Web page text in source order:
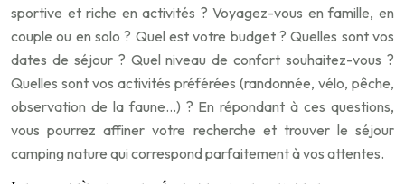
sportive et riche en activités ? Voyagez-vous en famille, en
couple ou en solo ? Quel est votre budget ? Quelles sont vos
dates de séjour ? Quel niveau de confort souhaitez-vous ?
Quelles sont vos activités préférées (randonnée, vélo, pêche,
observation de la faune…) ? En répondant à ces questions,
vous pourrez affiner votre recherche et trouver le séjour
camping nature qui correspond parfaitement à vos attentes.